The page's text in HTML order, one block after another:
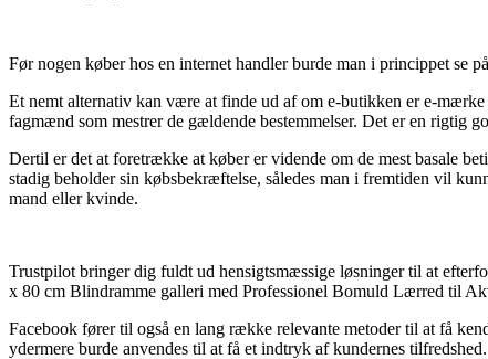
Før nogen køber hos en internet handler burde man i princippet se
Et nemt alternativ kan være at finde ud af om e-butikken er e-
fagmænd som mestrer de gældende bestemmelser. Det er en rigtig
Dertil er det at foretrække at køber er vidende om de mest basale
stadig beholder sin købsbekræftelse, således man i fremtiden vil
mand eller kvinde.
Trustpilot bringer dig fuldt ud hensigtsmæssige løsninger til at
x 80 cm Blindramme galleri med Professionel Bomuld Lærred til
Facebook fører til også en lang række relevante metoder til at få
ydermere burde anvendes til at få et indtryk af kundernes tilfredshed.